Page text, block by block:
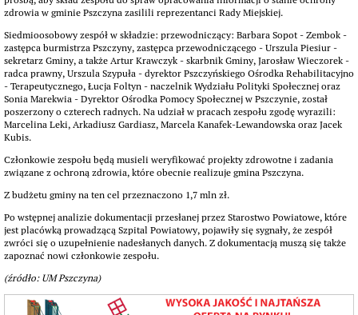
zdrowia w gminie Pszczyna zasilili reprezentanci Rady Miejskiej.
Siedmioosobowy zespół w składzie: przewodniczący: Barbara Sopot - Zembok -
zastępca burmistrza Pszczyny, zastępca przewodniczącego - Urszula Piesiur -
sekretarz Gminy, a także Artur Krawczyk - skarbnik Gminy, Jarosław Wieczorek -
radca prawny, Urszula Szypuła - dyrektor Pszczyńskiego Ośrodka Rehabilitacyjno
- Terapeutycznego, Łucja Foltyn - naczelnik Wydziału Polityki Społecznej oraz
Sonia Marekwia - Dyrektor Ośrodka Pomocy Społecznej w Pszczynie, został
poszerzony o czterech radnych. Na udział w pracach zespołu zgodę wyrazili:
Marcelina Leki, Arkadiusz Gardiasz, Marcela Kanafek-Lewandowska oraz Jacek
Kubis.
Członkowie zespołu będą musieli weryfikować projekty zdrowotne i zadania
związane z ochroną zdrowia, które obecnie realizuje gmina Pszczyna.
Z budżetu gminy na ten cel przeznaczono 1,7 mln zł.
Po wstępnej analizie dokumentacji przesłanej przez Starostwo Powiatowe, które
jest placówką prowadzącą Szpital Powiatowy, pojawiły się sygnały, że zespół
zwróci się o uzupełnienie nadesłanych danych. Z dokumentacją muszą się także
zapoznać nowi członkowie zespołu.
(źródło: UM Pszczyna)